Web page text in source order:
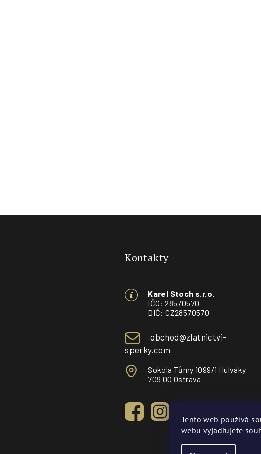
Tento web používá
webu vyjadřujete
Kontakty
Karel Stoch s.r.o.
IČO: 28570570
DIČ: CZ28570570
obchod@zlatnictvi-
sperky.com
Sokola Tůmy 1099/1 Hulváky
709 00 Ostrava